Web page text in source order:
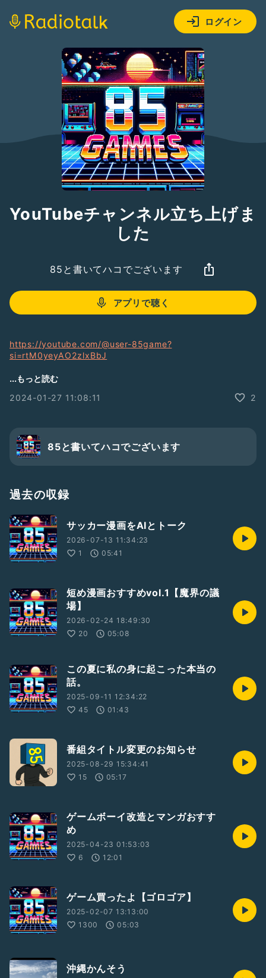
ログイン
YouTubeチャンネル立ち上げま
した
85と書いてハコでございます
アプリで聴く
https://youtube.com/@user-85game?
si=rtM0yeyAO2zlxBbJ
ようやくチャンネル立ち上げ。
良かったら登録お願いいたします。
...もっと読む
2024-01-27 11:08:11
2
85と書いてハコでございます
過去の収録
サッカー漫画をAIとトーク
2026-07-13 11:34:23
1
05:41
短め漫画おすすめvol.1【魔界の議
場】
2026-02-24 18:49:30
20
05:08
この夏に私の身に起こった本当の
話。
2025-09-11 12:34:22
45
01:43
番組タイトル変更のお知らせ
2025-08-29 15:34:41
15
05:17
ゲームボーイ改造とマンガおすす
め
2025-04-23 01:53:03
6
12:01
ゲーム買ったよ【ゴロゴア】
2025-02-07 13:13:00
1300
05:03
沖縄かんそう